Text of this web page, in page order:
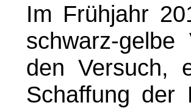
Im Frühjahr
schwarz-
den Versuch,
Schaffung der